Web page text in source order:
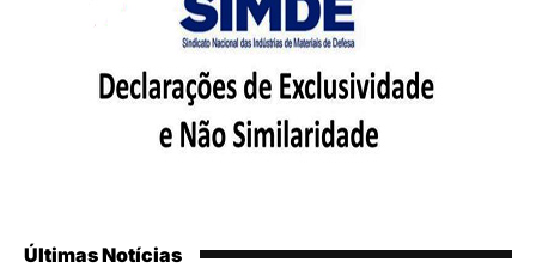
Últimas Notícias